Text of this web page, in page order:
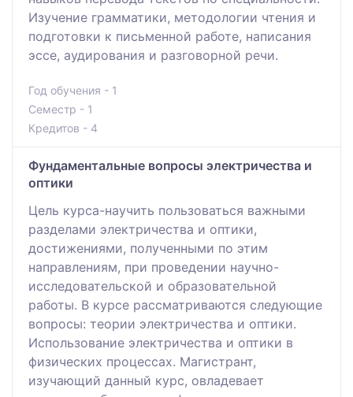
Изучение грамматики, методологии чтения и
подготовки к письменной работе, написания
эссе, аудирования и разговорной речи.
Год обучения - 1
Семестр - 1
Кредитов - 4
Фундаментальные вопросы электричества и
оптики
Цель курса-научить пользоваться важными
разделами электричества и оптики,
достижениями, полученными по этим
направлениям, при проведении научно-
исследовательской и образовательной
работы. В курсе рассматриваются следующие
вопросы: теории электричества и оптики.
Использование электричества и оптики в
физических процессах. Магистрант,
изучающий данный курс, овладевает